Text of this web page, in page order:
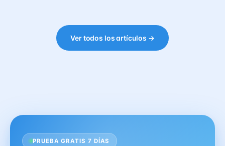
Ver todos los artículos →
PRUEBA GRATIS 7 DÍAS